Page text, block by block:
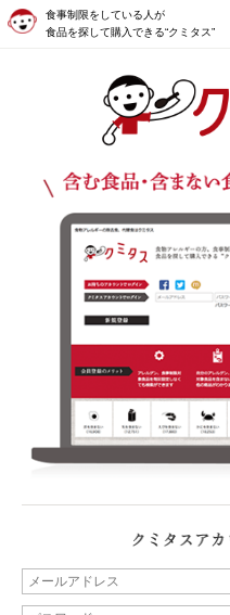
食事制限をしている人が
食品を探して購入できる“クミタス”